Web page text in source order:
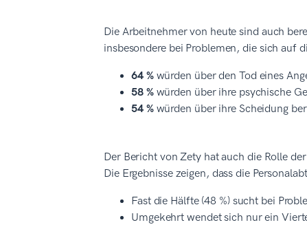
Die Arbeitnehmer von heute sind auch
insbesondere bei Problemen, die sich auf
64 %würden über den Tod eines
58 %würden über ihre psychische
54 %würden über ihre Scheidung
Der Bericht von Zety hat auch die Rolle
Die Ergebnisse zeigen, dass die
Fast die Hälfte (48 %) sucht bei
Umgekehrt wendet sich nur ein